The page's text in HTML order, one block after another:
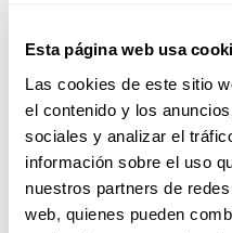
Esta página web usa
Las cookies de este sitio
el contenido y los
sociales y analizar el
información sobre el uso
nuestros partners de
web, quienes pueden
Martes 24
Previo